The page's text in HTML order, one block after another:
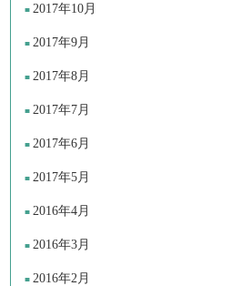
2017年10月
2017年9月
2017年8月
2017年7月
2017年6月
2017年5月
2016年4月
2016年3月
2016年2月